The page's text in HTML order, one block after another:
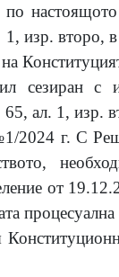
по
1, изр.
сезиран с
ал. 1, изр.
г. С
от